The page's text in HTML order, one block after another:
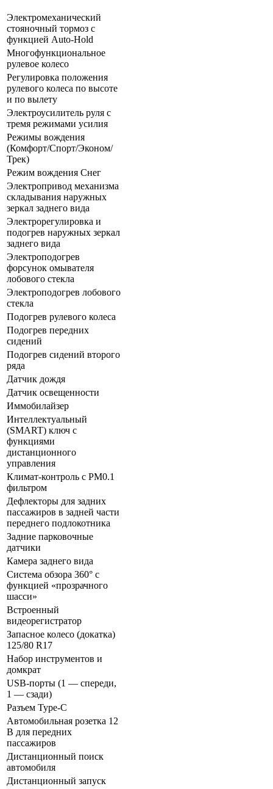
Электромеханический
стояночный тормоз с
функцией Auto-Hold
Многофункциональное
рулевое колесо
Регулировка положения
рулевого колеса по высоте
и по вылету
Электроусилитель руля с
тремя режимами усилия
Режимы вождения
(Комфорт/Спорт/Эконом/
Трек)
Режим вождения Снег
Электропривод механизма
складывания наружных
зеркал заднего вида
Электрорегулировка и
подогрев наружных зеркал
заднего вида
Электроподогрев
форсунок омывателя
лобового стекла
Электроподогрев лобового
стекла
Подогрев рулевого колеса
Подогрев передних
сидений
Подогрев сидений второго
ряда
Датчик дождя
Датчик освещенности
Иммобилайзер
Интеллектуальный
(SMART) ключ с
функциями
дистанционного
управления
Климат-контроль с PM0.1
фильтром
Дефлекторы для задних
пассажиров в задней части
переднего подлокотника
Задние парковочные
датчики
Камера заднего вида
Система обзора 360° с
функцией «прозрачного
шасси»
Встроенный
видеорегистратор
Запасное колесо (докатка)
125/80 R17
Набор инструментов и
домкрат
USB-порты (1 — спереди,
1 — сзади)
Разъем Type-C
Автомобильная розетка 12
В для передних
пассажиров
Дистанционный поиск
автомобиля
Дистанционный запуск